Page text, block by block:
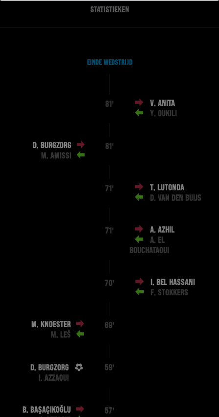
STATISTIEKEN
EINDE WEDSTRIJD
81'
V. ANITA
Y. OUKILI
D. BURGZORG
M. AMISSI
81'
71'
T. LUTONDA
D. VAN DEN BUIJS
71'
A. AZHIL
A. EL
BOUCHATAOUI
70'
I. BEL HASSANI
F. STOKKERS
M. KNOESTER
M. LEŠ
69'
D. BURGZORG
I. AZZAOUI
59'
B. BAŞAÇIKOĞLU
57'